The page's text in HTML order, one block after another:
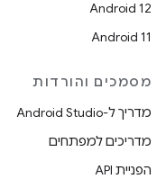
Android 12
Android 11
מסמכים והורדות
מדריך ל-Android Studio
מדריכים למפתחים
הפניית API